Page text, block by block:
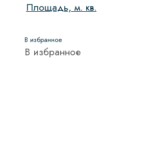
Площадь, м. кв.
В избранное
В избранное